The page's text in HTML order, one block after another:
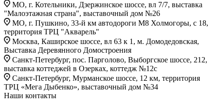
МО, г. Котельники, Дзержинское шоссе, вл 7/7, выставка
"Малоэтажная страна", выставочный дом №26
МО, г. Пушкино, 33-й км автодороги М8 Холмогоры, с 18,
территория ТРЦ "Акварель"
Москва, Каширское шоссе, вл 63 к 1, м. Домодедовская,
Выставка Деревянного Домостроения
Санкт-Петербург, пос. Парголово, Выборгское шоссе, 212,
выставка коттеджей в Озерках, коттедж №12c
Санкт-Петербург, Мурманское шоссе, 12 км, территория
ТРЦ «Мега Дыбенко», выставочный дом №34
Наши контакты